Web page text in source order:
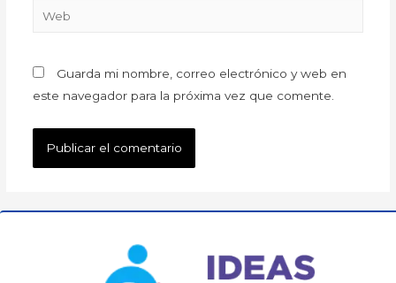
Guarda mi nombre, correo electrónico y web en
este navegador para la próxima vez que comente.